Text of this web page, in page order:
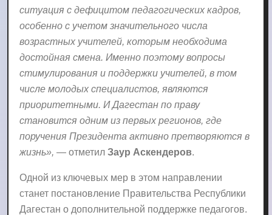
ситуация с дефицитом педагогических кадров,
особенно с учетом значительного числа
возрастных учителей, которым необходима
достойная смена. Именно поэтому вопросы
стимулирования и поддержки учителей, в том
числе молодых специалистов, являются
приоритетными. И Дагестан по праву
становится одним из первых регионов, где
поручения Президента активно претворяются в
жизнь», — отметил Заур Аскендеров.
Одной из ключевых мер в этом направлении
станет постановление Правительства Республики
Дагестан о дополнительной поддержке педагогов.